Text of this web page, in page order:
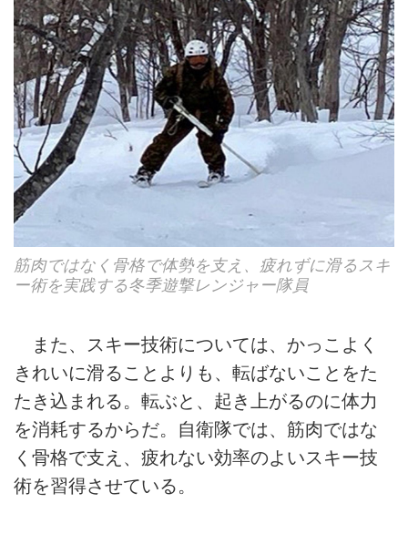
筋肉ではなく骨格で体勢を支え、疲れずに滑るスキ
ー術を実践する冬季遊撃レンジャー隊員
また、スキー技術については、かっこよく
きれいに滑ることよりも、転ばないことをた
たき込まれる。転ぶと、起き上がるのに体力
を消耗するからだ。自衛隊では、筋肉ではな
く骨格で支え、疲れない効率のよいスキー技
術を習得させている。